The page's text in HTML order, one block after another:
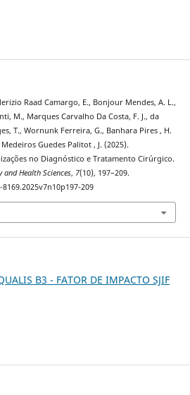
Raad Camargo, E., Bonjour Mendes, A. L.,
M., Marques Carvalho Da Costa, F. J., da
T., Wornunk Ferreira, G., Banhara Pires , H.
Guedes Palitot , J. (2025).
no Diagnóstico e Tratamento Cirúrgico.
Health Sciences, 7(10), 197–209.
209
B3 - FATOR DE IMPACTO SJIF